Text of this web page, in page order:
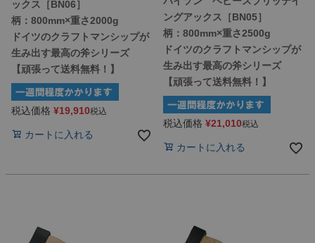
ックス［BN06］
柄：800mm×重さ2000g
ドイツのクラフトマンシップが
生み出す最高の斧シリーズ
【頑張って送料無料！】
税込価格 ¥19,910税込
カートに入れる
ングアックス［BN05］
柄：800mm×重さ2500g
ドイツのクラフトマンシップが
生み出す最高の斧シリーズ
【頑張って送料無料！】
税込価格 ¥21,010税込
カートに入れる